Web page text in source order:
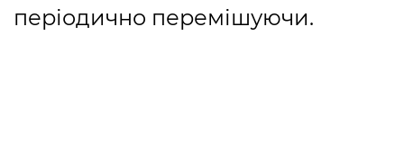
періодично перемішуючи.